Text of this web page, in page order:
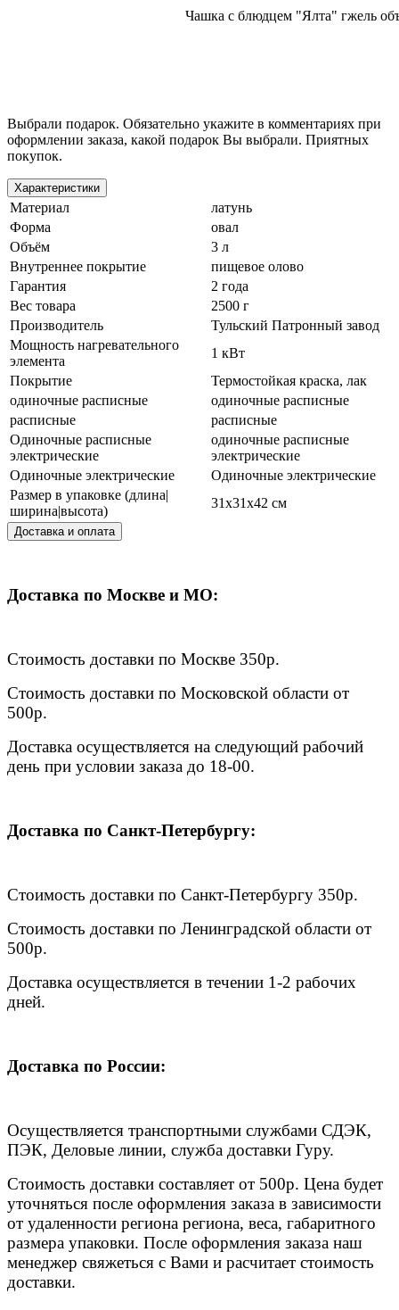
Чашка с блюдцем "Ялта" гжель
Выбрали подарок. Обязательно укажите в комментариях при
оформлении заказа, какой подарок Вы выбрали. Приятных
покупок.
Характеристики
Материал
латунь
Форма
овал
Объём
3 л
Внутреннее покрытие
пищевое олово
Гарантия
2 года
Вес товара
2500 г
Производитель
Тульский Патронный завод
Мощность нагревательного
элемента
1 кВт
Покрытие
Термостойкая краска, лак
одиночные расписные
одиночные расписные
расписные
расписные
Одиночные расписные
электрические
одиночные расписные
электрические
Одиночные электрические
Одиночные электрические
Размер в упаковке (длина|
ширина|высота)
31x31x42 см
Доставка и оплата
Доставка по Москве и МО:
Стоимость доставки по Москве 350р.
Стоимость доставки по Московской области от
500р.
Доставка осуществляется на следующий рабочий
день при условии заказа до 18-00.
Доставка по Санкт-Петербургу:
Стоимость доставки по Санкт-Петербургу 350р.
Стоимость доставки по Ленинградской области от
500р.
Доставка осуществляется в течении 1-2 рабочих
дней.
Доставка по России:
Осуществляется транспортными службами СДЭК,
ПЭК, Деловые линии, служба доставки Гуру.
Стоимость доставки составляет от 500р. Цена будет
уточняться после оформления заказа в зависимости
от удаленности региона региона, веса, габаритного
размера упаковки. После оформления заказа наш
менеджер свяжеться с Вами и расчитает стоимость
доставки.